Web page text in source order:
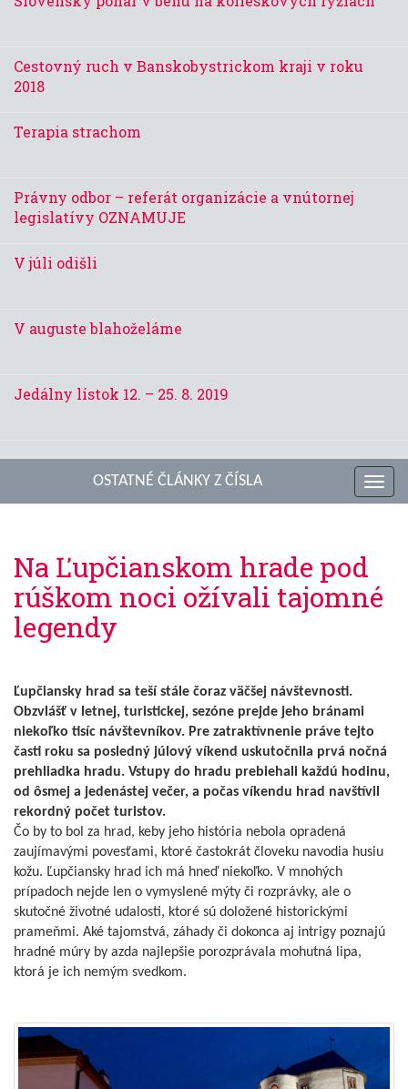
Cestovný ruch v Banskobystrickom kraji v roku
2018
Terapia strachom
Právny odbor – referát organizácie a vnútornej
legislatívy OZNAMUJE
V júli odišli
V auguste blahoželáme
Jedálny lístok 12. – 25. 8. 2019
OSTATNÉ ČLÁNKY Z ČÍSLA
Na Ľupčianskom hrade pod
rúškom noci ožívali tajomné
legendy
Ľupčiansky hrad sa teší stále čoraz väčšej návštevnosti.
Obzvlášť v letnej, turistickej, sezóne prejde jeho bránami
niekoľko tisíc návštevníkov. Pre zatraktívnenie práve tejto
časti roku sa posledný júlový víkend uskutočnila prvá nočná
prehliadka hradu. Vstupy do hradu prebiehali každú hodinu,
od ôsmej a jedenástej večer, a počas víkendu hrad navštívil
rekordný počet turistov.
Čo by to bol za hrad, keby jeho história nebola opradená
zaujímavými povesťami, ktoré častokrát človeku navodia husiu
kožu. Ľupčiansky hrad ich má hneď niekoľko. V mnohých
prípadoch nejde len o vymyslené mýty či rozprávky, ale o
skutočné životné udalosti, ktoré sú doložené historickými
prameňmi. Aké tajomstvá, záhady či dokonca aj intrigy poznajú
hradné múry by azda najlepšie porozprávala mohutná lipa,
ktorá je ich nemým svedkom.